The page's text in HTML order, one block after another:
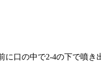
口の中で2-4の下で噴